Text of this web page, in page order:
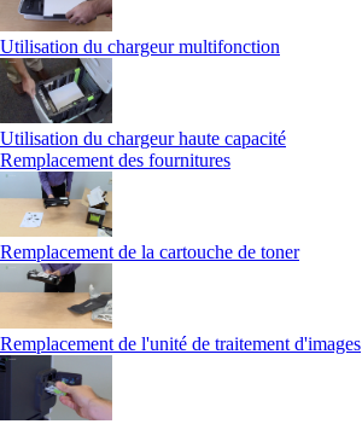
Utilisation du chargeur multifonction
Utilisation du chargeur haute capacité
Remplacement des fournitures
Remplacement de la cartouche de toner
Remplacement de l'unité de traitement d'images